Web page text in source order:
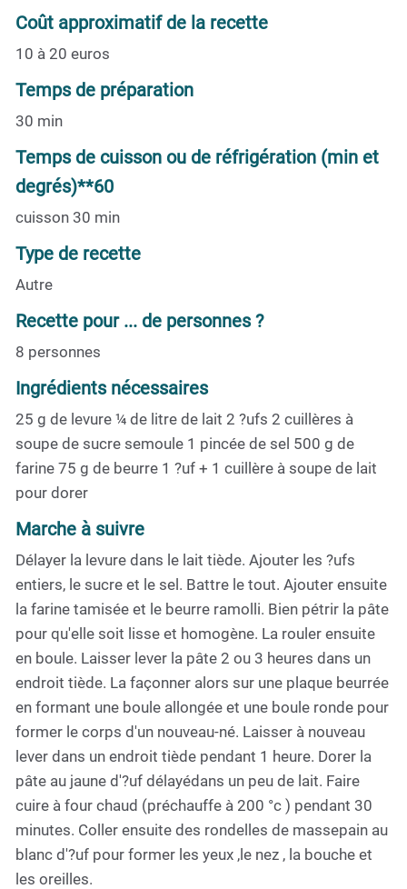
Coût approximatif de la recette
10 à 20 euros
Temps de préparation
30 min
Temps de cuisson ou de réfrigération (min et
degrés)**60
cuisson 30 min
Type de recette
Autre
Recette pour ... de personnes ?
8 personnes
Ingrédients nécessaires
25 g de levure ¼ de litre de lait 2 ?ufs 2 cuillères à
soupe de sucre semoule 1 pincée de sel 500 g de
farine 75 g de beurre 1 ?uf + 1 cuillère à soupe de lait
pour dorer
Marche à suivre
Délayer la levure dans le lait tiède. Ajouter les ?ufs
entiers, le sucre et le sel. Battre le tout. Ajouter ensuite
la farine tamisée et le beurre ramolli. Bien pétrir la pâte
pour qu'elle soit lisse et homogène. La rouler ensuite
en boule. Laisser lever la pâte 2 ou 3 heures dans un
endroit tiède. La façonner alors sur une plaque beurrée
en formant une boule allongée et une boule ronde pour
former le corps d'un nouveau-né. Laisser à nouveau
lever dans un endroit tiède pendant 1 heure. Dorer la
pâte au jaune d'?uf délayédans un peu de lait. Faire
cuire à four chaud (préchauffe à 200 °c ) pendant 30
minutes. Coller ensuite des rondelles de massepain au
blanc d'?uf pour former les yeux ,le nez , la bouche et
les oreilles.